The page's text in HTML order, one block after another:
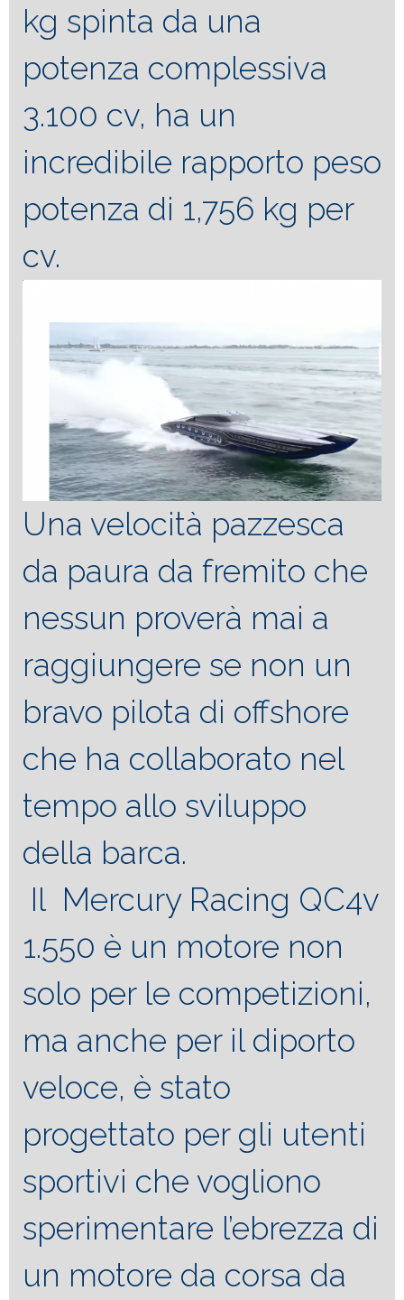
kg spinta da una
potenza complessiva
3.100 cv, ha un
incredibile rapporto peso
potenza di 1,756 kg per
cv.
Una velocità pazzesca
da paura da fremito che
nessun proverà mai a
raggiungere se non un
bravo pilota di offshore
che ha collaborato nel
tempo allo sviluppo
della barca.
Il Mercury Racing QC4v
1.550 è un motore non
solo per le competizioni,
ma anche per il diporto
veloce, è stato
progettato per gli utenti
sportivi che vogliono
sperimentare l’ebrezza di
un motore da corsa da